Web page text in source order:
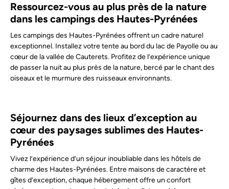
Ressourcez-vous au plus près de la nature
dans les campings des Hautes-Pyrénées
Les campings des Hautes-Pyrénées offrent un cadre naturel
exceptionnel. Installez votre tente au bord du lac de Payolle ou au
cœur de la vallée de Cauterets. Profitez de l’expérience unique
de passer la nuit au plus près de la nature, bercé par le chant des
oiseaux et le murmure des ruisseaux environnants.
Séjournez dans des lieux d’exception au
cœur des paysages sublimes des Hautes-
Pyrénées
Vivez l’expérience d’un séjour inoubliable dans les hôtels de
charme des Hautes-Pyrénées. Entre maisons de caractère et
gîtes d’exception, chaque hébergement offre un confort